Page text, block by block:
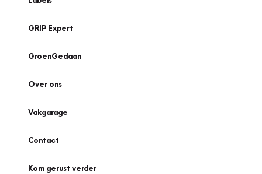
GRIP Expert
GroenGedaan
Over ons
Vakgarage
Contact
Kom gerust verder